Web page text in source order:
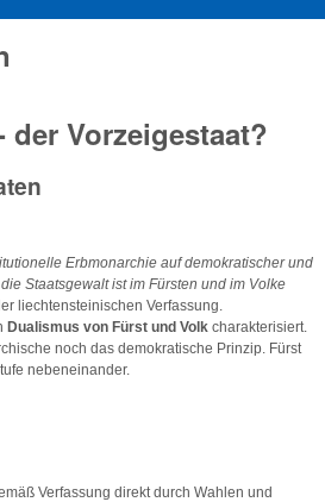
Vorzeigestaat?
Erbmonarchie auf demokratischer und
Staatsgewalt ist im Fürsten und im Volke
liechtensteinischen Verfassung.
Dualismus von Fürst und Volk charakterisiert.
noch das demokratische Prinzip. Fürst
nebeneinander.
Verfassung direkt durch Wahlen und